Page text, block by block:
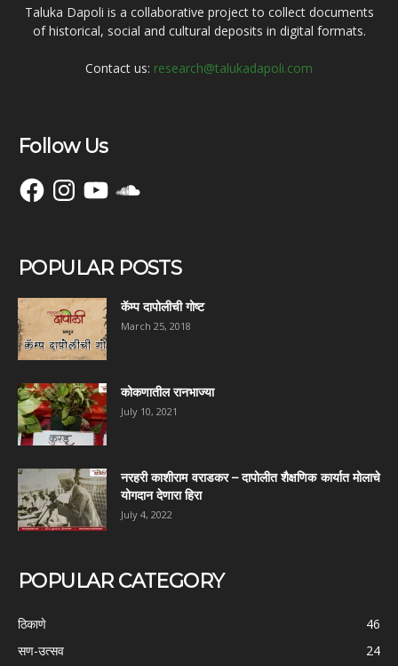
Taluka Dapoli is a collaborative project to collect documents
of historical, social and cultural deposits in digital formats.
Contact us: research@talukadapoli.com
Follow Us
FacebookInstagramYouTubeSoundCloud
POPULAR POSTS
कॅम्प दापोलीची गोष्ट
March 25, 2018
कोकणातील रानभाज्या
July 10, 2021
नरहरी काशीराम वराडकर – दापोलीत शैक्षणिक कार्यात मोलाचे
योगदान देणारा हिरा
July 4, 2022
POPULAR CATEGORY
ठिकाणे
46
सण-उत्सव
24